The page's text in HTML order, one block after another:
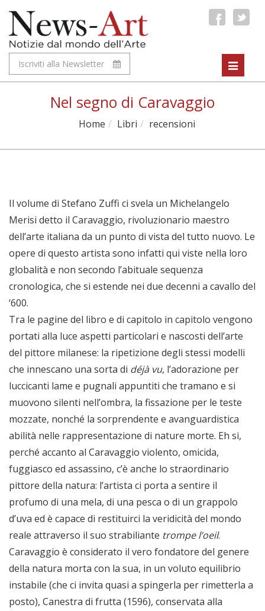
Iscriviti alla Newsletter
Toggle
Nel segno di Caravaggio
Home Libri recensioni
Il volume di Stefano Zuffi ci svela un Michelangelo
Merisi detto il Caravaggio, rivoluzionario maestro
dell’arte italiana da un punto di vista del tutto nuovo. Le
opere di questo artista sono infatti qui viste nella loro
globalità e non secondo l’abituale sequenza
cronologica, che si estende nei due decenni a cavallo del
‘600.
Tra le pagine del libro e di capitolo in capitolo vengono
portati alla luce aspetti particolari e nascosti dell’arte
del pittore milanese: la ripetizione degli stessi modelli
che innescano una sorta di déjà vu, l’adorazione per
luccicanti lame e pugnali appuntiti che tramano e si
muovono silenti nell’ombra, la fissazione per le teste
mozzate, nonché la sorprendente e avanguardistica
abilità nelle rappresentazione di nature morte. Eh si,
perché accanto al Caravaggio violento, omicida,
fuggiasco ed assassino, c’è anche lo straordinario
pittore della natura: l’artista ci porta a sentire il
profumo di una mela, di una pesca o di un grappolo
d’uva ed è capace di restituirci la veridicità del mondo
reale attraverso il suo strabiliante trompe l’oeil.
Caravaggio è considerato il vero fondatore del genere
della natura morta con la sua, in un voluto equilibrio
instabile (che ci invita quasi a spingerla per rimetterla a
posto), Canestra di frutta (1596), conservata alla